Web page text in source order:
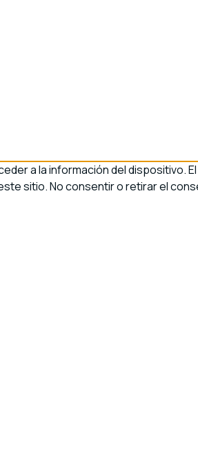
a la información del dispositivo.
sitio. No consentir o retirar el